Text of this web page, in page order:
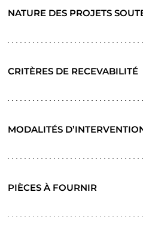
NATURE DES PROJETS
CRITÈRES DE RECEVABILITÉ
MODALITÉS
PIÈCES À FOURNIR